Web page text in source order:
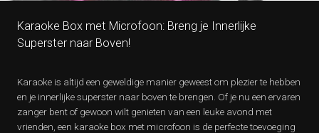
Karaoke Box met Microfoon: Breng je Innerlijke
Superster naar Boven!
Karaoke is altijd een geweldige manier geweest om plezier te hebben
en je innerlijke superster naar boven te brengen. Of je nu een ervaren
zanger bent of gewoon wilt genieten van een leuke avond met
vrienden, een karaoke box met microfoon is de perfecte toevoeging